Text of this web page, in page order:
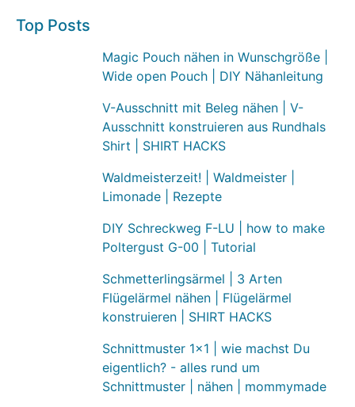
Top Posts
Magic Pouch nähen in Wunschgröße |
Wide open Pouch | DIY Nähanleitung
V-Ausschnitt mit Beleg nähen | V-
Ausschnitt konstruieren aus Rundhals
Shirt | SHIRT HACKS
Waldmeisterzeit! | Waldmeister |
Limonade | Rezepte
DIY Schreckweg F-LU | how to make
Poltergust G-00 | Tutorial
Schmetterlingsärmel | 3 Arten
Flügelärmel nähen | Flügelärmel
konstruieren | SHIRT HACKS
Schnittmuster 1x1 | wie machst Du
eigentlich? - alles rund um
Schnittmuster | nähen | mommymade